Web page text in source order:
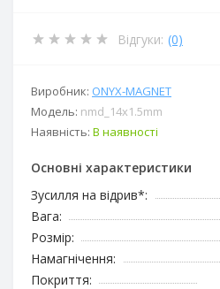
Відгуки: (0)
Виробник: ОNYX-MAGNET
Модель: nmd_14x1.5mm
Наявність: В наявності
Основні характеристики
Зусилля на відрив*:
Вага:
Розмір:
Намагнічення:
Покриття: